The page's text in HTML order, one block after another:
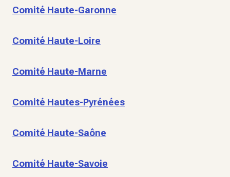
Comité Haute-Garonne
Comité Haute-Loire
Comité Haute-Marne
Comité Hautes-Pyrénées
Comité Haute-Saône
Comité Haute-Savoie